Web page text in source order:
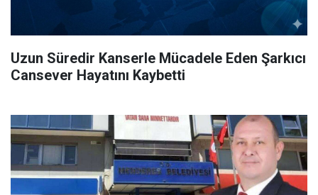
Uzun Süredir Kanserle Mücadele Eden Şarkıcı
Cansever Hayatını Kaybetti